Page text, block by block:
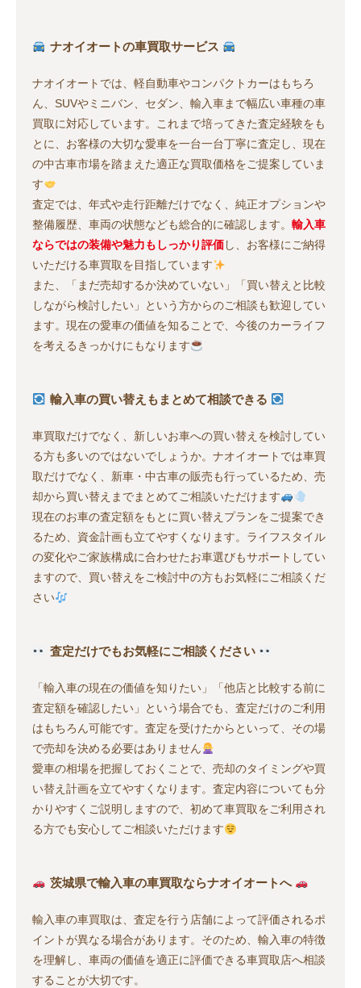
ナオイオートの車買取サービス
ナオイオートでは、軽自動車やコンパクトカーはもちろ
ん、SUVやミニバン、セダン、輸入車まで幅広い車種の車
買取に対応しています。これまで培ってきた査定経験をも
とに、お客様の大切な愛車を一台一台丁寧に査定し、現在
の中古車市場を踏まえた適正な買取価格をご提案していま
す
査定では、年式や走行距離だけでなく、純正オプションや
整備履歴、車両の状態なども総合的に確認します。 輸入車
ならではの装備や魅力もしっかり評価し、お客様にご納得
いただける車買取を目指しています
また、「まだ売却するか決めていない」「買い替えと比較
しながら検討したい」という方からのご相談も歓迎してい
ます。現在の愛車の価値を知ることで、今後のカーライフ
を考えるきっかけにもなります
輸入車の買い替えもまとめて相談できる
車買取だけでなく、新しいお車への買い替えを検討してい
る方も多いのではないでしょうか。ナオイオートでは車買
取だけでなく、新車・中古車の販売も行っているため、売
却から買い替えまでまとめてご相談いただけます
現在のお車の査定額をもとに買い替えプランをご提案でき
るため、資金計画も立てやすくなります。ライフスタイル
の変化やご家族構成に合わせたお車選びもサポートしてい
ますので、買い替えをご検討中の方もお気軽にご相談くだ
さい
査定だけでもお気軽にご相談ください
「輸入車の現在の価値を知りたい」「他店と比較する前に
査定額を確認したい」という場合でも、査定だけのご利用
はもちろん可能です。査定を受けたからといって、その場
で売却を決める必要はありません
愛車の相場を把握しておくことで、売却のタイミングや買
い替え計画を立てやすくなります。査定内容についても分
かりやすくご説明しますので、初めて車買取をご利用され
る方でも安心してご相談いただけます
茨城県で輸入車の車買取ならナオイオートへ
輸入車の車買取は、査定を行う店舗によって評価されるポ
イントが異なる場合があります。そのため、輸入車の特徴
を理解し、車両の価値を適正に評価できる車買取店へ相談
することが大切です。